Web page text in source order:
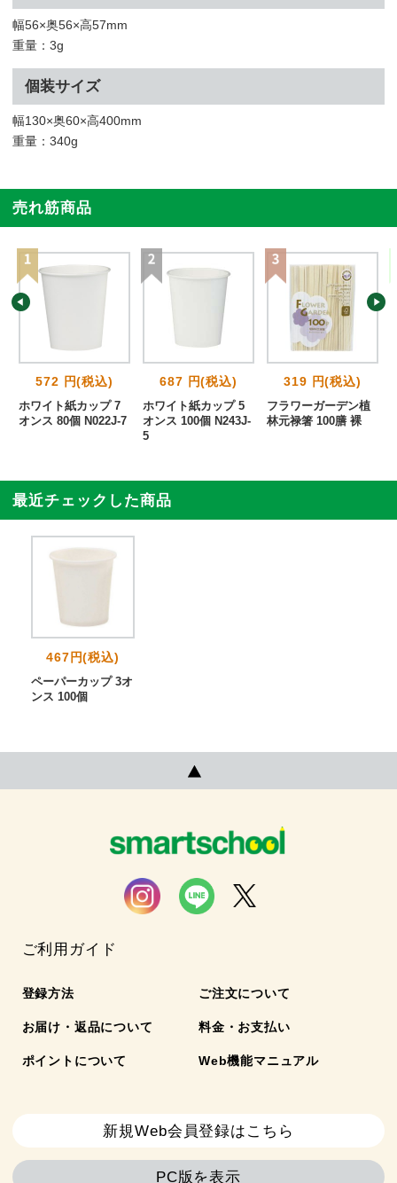
幅56×奥56×高57mm
重量：3g
個装サイズ
幅130×奥60×高400mm
重量：340g
売れ筋商品
572 円(税込)
ホワイト紙カップ 7
オンス 80個 N022J-7
687 円(税込)
ホワイト紙カップ 5
オンス 100個 N243J-
5
319 円(税込)
フラワーガーデン植
林元禄箸 100膳 裸
最近チェックした商品
467円(税込)
ペーパーカップ 3オ
ンス 100個
ご利用ガイド
登録方法 ご注文について
お届け・返品について 料金・お支払い
ポイントについて Web機能マニュアル
新規Web会員登録はこちら
PC版を表示